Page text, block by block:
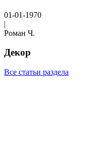
01-01-1970
|
Роман Ч.
Декор
Все статьи раздела